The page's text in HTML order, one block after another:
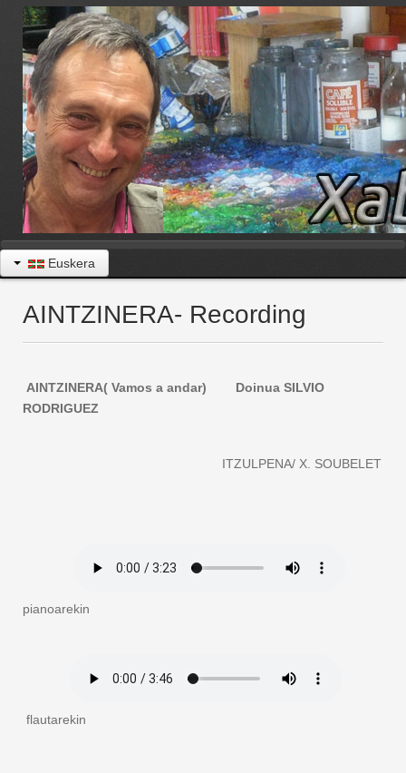
Euskera
AINTZINERA- Recording
AINTZINERA( Vamos a andar) Doinua SILVIO
RODRIGUEZ
ITZULPENA/ X. SOUBELET
pianoarekin
flautarekin